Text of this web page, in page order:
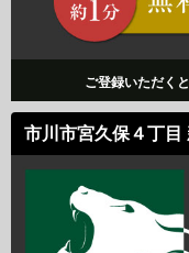
ご登録いただくと
市川市宮久保４丁目